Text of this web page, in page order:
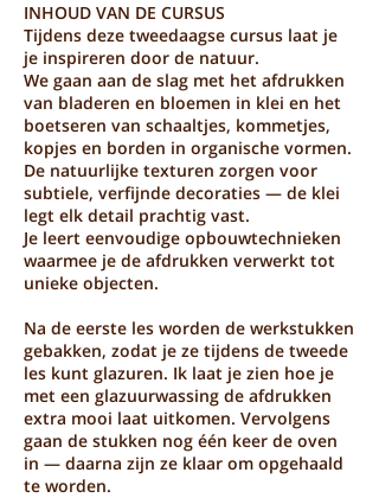
INHOUD VAN DE CURSUS
Tijdens deze tweedaagse cursus laat je
je inspireren door de natuur.
We gaan aan de slag met het afdrukken
van bladeren en bloemen in klei en het
boetseren van schaaltjes, kommetjes,
kopjes en borden in organische vormen.
De natuurlijke texturen zorgen voor
subtiele, verfijnde decoraties — de klei
legt elk detail prachtig vast.
Je leert eenvoudige opbouwtechnieken
waarmee je de afdrukken verwerkt tot
unieke objecten.
Na de eerste les worden de werkstukken
gebakken, zodat je ze tijdens de tweede
les kunt glazuren. Ik laat je zien hoe je
met een glazuurwassing de afdrukken
extra mooi laat uitkomen. Vervolgens
gaan de stukken nog één keer de oven
in — daarna zijn ze klaar om opgehaald
te worden.